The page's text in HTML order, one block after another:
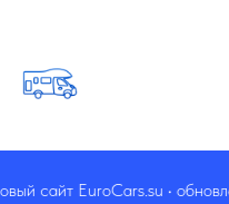
сайт EuroCars.su •